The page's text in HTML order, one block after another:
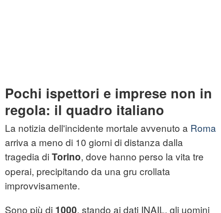
Pochi ispettori e imprese non in
regola: il quadro italiano
La notizia dell'incidente mortale avvenuto a Roma
arriva a meno di 10 giorni di distanza dalla
tragedia di Torino, dove hanno perso la vita tre
operai, precipitando da una gru crollata
improvvisamente.
Sono più di 1000, stando ai dati INAIL, gli uomini